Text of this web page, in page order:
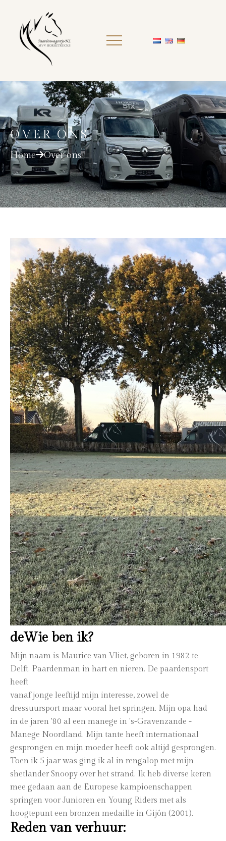
OVER ONS
Home Over ons
deWie ben ik?
Mijn naam is Maurice van Vliet, geboren in 1982 te
Delft. Paardenman in hart en nieren. De paardensport
heeft
vanaf jonge leeftijd mijn interesse, zowel de
dressuursport maar vooral het springen. Mijn opa had
in de jaren '80 al een manege in 's-Gravenzande -
Manege Noordland. Mijn tante heeft internationaal
gesprongen en mijn moeder heeft ook altijd gesprongen.
Toen ik 5 jaar was ging ik al in rengalop met mijn
shetlander Snoopy over het strand. Ik heb diverse keren
mee gedaan aan de Europese kampioenschappen
springen voor Junioren en Young Riders met als
hoogtepunt een bronzen medaille in Gijón (2001).
Reden van verhuur: